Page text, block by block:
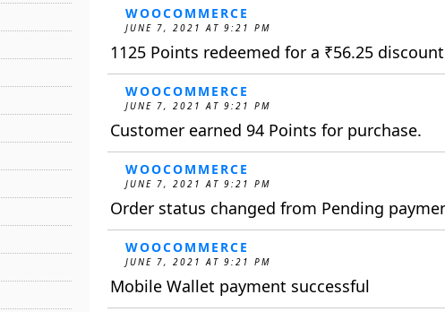
WOOCOMMERCE
JUNE 7, 2021 AT 9:21 PM
1125 Points redeemed for a ₹56.25
WOOCOMMERCE
JUNE 7, 2021 AT 9:21 PM
Customer earned 94 Points for purchase.
WOOCOMMERCE
JUNE 7, 2021 AT 9:21 PM
Order status changed from Pending
WOOCOMMERCE
JUNE 7, 2021 AT 9:21 PM
Mobile Wallet payment successful